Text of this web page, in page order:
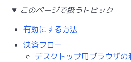
このページで扱うトピック
有効にする方法
決済フロー
デスクトップ用ブラウザの